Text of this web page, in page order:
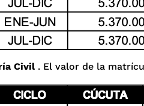
Civil. El valor de la